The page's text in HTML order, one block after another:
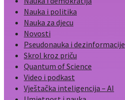
Nauka i politika
Nauka za djecu
Novosti
Pseudonauka i dezinformacije
Skrol kroz priču
Quantum of Science
Video i podkast
Vještačka inteligencija – AI